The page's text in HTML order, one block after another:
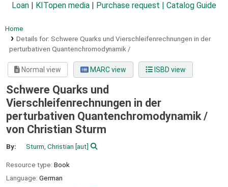
Loan
KITopen media Purchase request | Catalog Guide
Home
Details for: Schwere Quarks und Vierschleifenrechnungen in der
perturbativen Quantenchromodynamik /
Normal view MARC view ISBD view
Schwere Quarks und
Vierschleifenrechnungen in der
perturbativen Quantenchromodynamik /
von Christian Sturm
By: Sturm, Christian [aut]
Resource type: Book
Language: German